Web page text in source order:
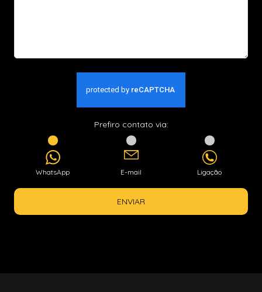
Prefiro contato via:
WhatsApp E-mail Ligação
ENVIAR